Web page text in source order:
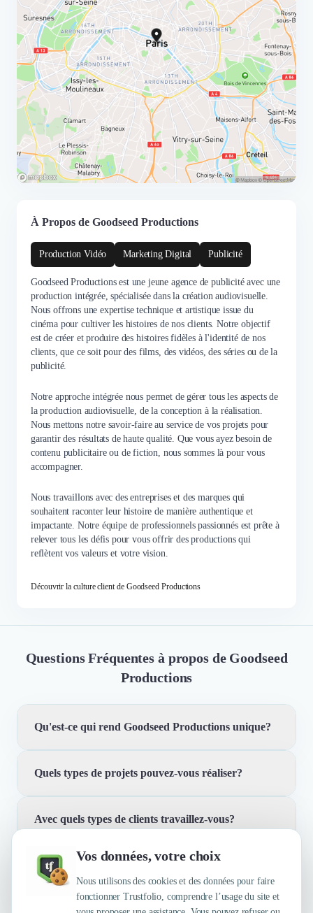
Vos données, votre choix
Nous utilisons des cookies et des données pour faire
fonctionner Trustfolio, comprendre l’usage du site et
À Propos de Goodseed Productions
Production Vidéo Marketing Digital Publicité
Goodseed Productions est une jeune agence de publicité avec une
production intégrée, spécialisée dans la création audiovisuelle.
Nous offrons une expertise technique et artistique issue du
cinéma pour cultiver les histoires de nos clients. Notre objectif
est de créer et produire des histoires fidèles à l'identité de nos
clients, que ce soit pour des films, des vidéos, des séries ou de la
publicité.
Notre approche intégrée nous permet de gérer tous les aspects de
la production audiovisuelle, de la conception à la réalisation.
Nous mettons notre savoir-faire au service de vos projets pour
garantir des résultats de haute qualité. Que vous ayez besoin de
contenu publicitaire ou de fiction, nous sommes là pour vous
accompagner.
Nous travaillons avec des entreprises et des marques qui
souhaitent raconter leur histoire de manière authentique et
impactante. Notre équipe de professionnels passionnés est prête à
relever tous les défis pour vous offrir des productions qui
reflètent vos valeurs et votre vision.
Découvrir la culture client de Goodseed Productions
Questions Fréquentes à propos de Goodseed
Productions
Qu'est-ce qui rend Goodseed Productions unique?
Nous sommes une jeune agence de publicité avec une
de nos clients avec une expertise technique et artistique
Quels types de projets pouvez-vous réaliser?
Nous créons et produisons des histoires fidèles à
vidéos, des séries ou de la publicité, nous mettons notre
savoir-faire au service de vos projets.
Avec quels types de clients travaillez-vous?
Nous travaillons avec des entreprises et des marques
qui souhaitent raconter leur histoire de manière
authentique et impactante. Notre approche est adaptée à
Quelles sont les principales qualités que leur
reconnaissent leurs clients ?